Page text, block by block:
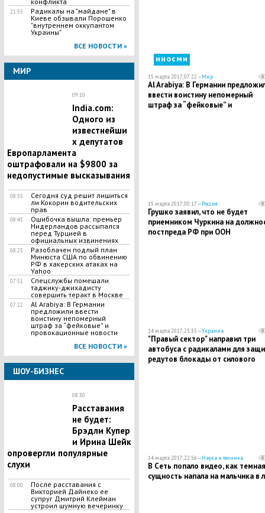
21:55
Радикалы на "майдане" в
Киеве обзывали Порошенко
"внутреннем оккупантом
Украины"
ВСЕ НОВОСТИ »
МИР
09:10
India.com:
Одного из
известнейши
х депутатов
Европарламента
оштрафовали на $9800 за
недопустимые высказывания
08:55
Сегодня суд решит лишиться
ли Кокорин водительских
прав
08:45
Ошибочка вышла: премьер
Нидерландов рассыпался
перед Турцией в
официальных извинениях
08:23
Разоблачен подлый план
Минюста США по обвинению
РФ в хакерских атаках на
Yahoo
07:51
Спецслужбы помешали
таджику-джихадисту
совершить теракт в Москве
07:22
Al Arabiya: В Германии
предложили ввести
воистину непомерный
штраф за “фейковые” и
провокационные новости
ВСЕ НОВОСТИ »
ШОУ-БИЗНЕС
08:30
Расставания
не будет:
Брэдли Купер
и Ирина Шейк
опровергли популярные
слухи
08:00
После расставания с
Викторией Дайнеко ее
супруг Дмитрий Клейман
устроил шумную вечеринку
иносми
15 марта 2017, 07:22 —Мир
Al Arabiya: В Германии
ввести воистину непомерный
штраф за “фейковые” и
15 марта 2017, 00:17 —Россия
Грушко заявил, что не будет
приемником Чуркина на
постпреда РФ при ООН
14 марта 2017, 23:35 —Украина
"Правый сектор" направил три
автобуса с радикалами для
редутов блокады от силового
14 марта 2017, 22:56 —Наука и техника
В Сеть попало видео, как темная
сущность напала на мальчика в